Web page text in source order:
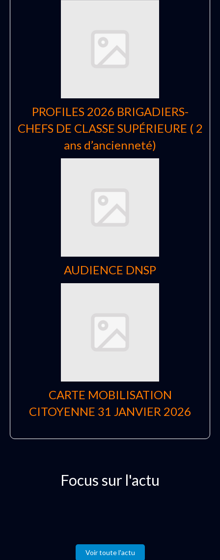
PROFILES 2026 BRIGADIERS-
CHEFS DE CLASSE SUPÉRIEURE ( 2
ans d’ancienneté)
AUDIENCE DNSP
CARTE MOBILISATION
CITOYENNE 31 JANVIER 2026
Focus sur l'actu
Voir toute l'actu